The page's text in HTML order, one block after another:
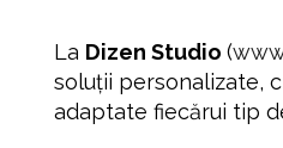
La Dizen Studio (
soluții personalizate,
adaptate fiecărui tip